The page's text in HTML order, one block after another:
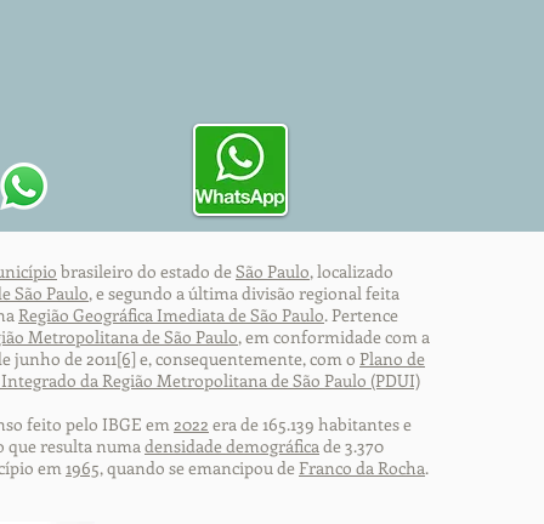
brasileiro do estado de São Paulo, localizado
São Paulo, e segundo a última divisão regional feita
Região Geográfica Imediata de São Paulo. Pertence
Metropolitana de São Paulo, em conformidade com a
junho de 2011[6] e, consequentemente, com o Plano de
da Região Metropolitana de São Paulo (PDUI)
feito pelo IBGE em2022 era de 165.139 habitantes e
que resulta numadensidade demográficade 3.370
em1965, quando se emancipou de Franco da Rocha.